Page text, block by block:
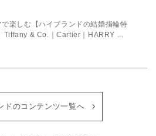
で楽しむ【ハイブランドの結婚指輪特
Tiffany & Co.｜Cartier｜HARRY ...
ドのコンテンツ一覧へ